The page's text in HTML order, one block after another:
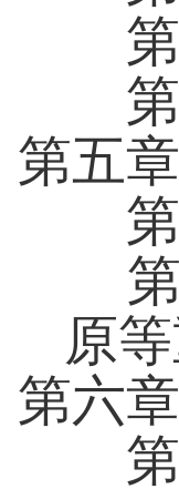
第
第
第五
第
第
原
第六
第